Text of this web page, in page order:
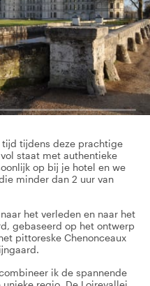
tijd tijdens deze prachtige
staat met authentieke
op bij je hotel en we
minder dan 2 uur van
het verleden en naar het
gebaseerd op het ontwerp
pittoreske Chenonceaux
ik de spannende